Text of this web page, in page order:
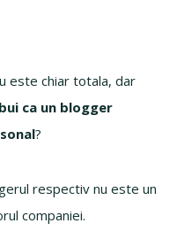
este chiar totala, dar
ca un blogger
?
respectiv nu este un
companiei.